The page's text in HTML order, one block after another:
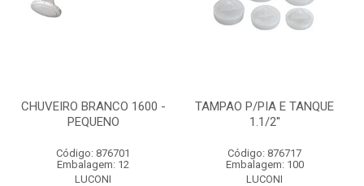
CHUVEIRO BRANCO 1600 -
PEQUENO
Código: 876701
Embalagem: 12
LUCONI
TAMPAO P/PIA E TANQUE
1.1/2''
Código: 876717
Embalagem: 100
LUCONI